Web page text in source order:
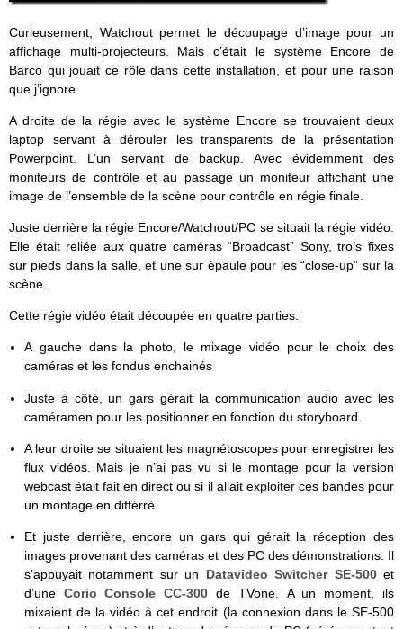
Curieusement, Watchout permet le découpage d’image pour un
affichage multi-projecteurs. Mais c’était le système Encore de
Barco qui jouait ce rôle dans cette installation, et pour une raison
que j’ignore.
A droite de la régie avec le système Encore se trouvaient deux
laptop servant à dérouler les transparents de la présentation
Powerpoint. L’un servant de backup. Avec évidemment des
moniteurs de contrôle et au passage un moniteur affichant une
image de l’ensemble de la scène pour contrôle en régie finale.
Juste derrière la régie Encore/Watchout/PC se situait la régie vidéo.
Elle était reliée aux quatre caméras “Broadcast” Sony, trois fixes
sur pieds dans la salle, et une sur épaule pour les “close-up” sur la
scène.
Cette régie vidéo était découpée en quatre parties:
A gauche dans la photo, le mixage vidéo pour le choix des
caméras et les fondus enchainés
Juste à côté, un gars gérait la communication audio avec les
caméramen pour les positionner en fonction du storyboard.
A leur droite se situaient les magnétoscopes pour enregistrer les
flux vidéos. Mais je n’ai pas vu si le montage pour la version
webcast était fait en direct ou si il allait exploiter ces bandes pour
un montage en différré.
Et juste derrière, encore un gars qui gérait la réception des
images provenant des caméras et des PC des démonstrations. Il
s’appuyait notamment sur un Datavideo Switcher SE-500et
d’une Corio Console CC-300 de TVone. A un moment, ils
mixaient de la vidéo à cet endroit (la connexion dans le SE-500